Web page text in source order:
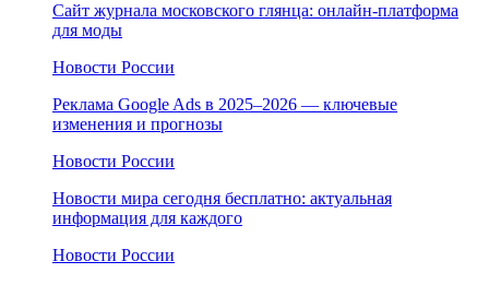
Сайт журнала московского глянца: онлайн‑платформа
для моды
Новости России
Реклама Google Ads в 2025–2026 — ключевые
изменения и прогнозы
Новости России
Новости мира сегодня бесплатно: актуальная
информация для каждого
Новости России